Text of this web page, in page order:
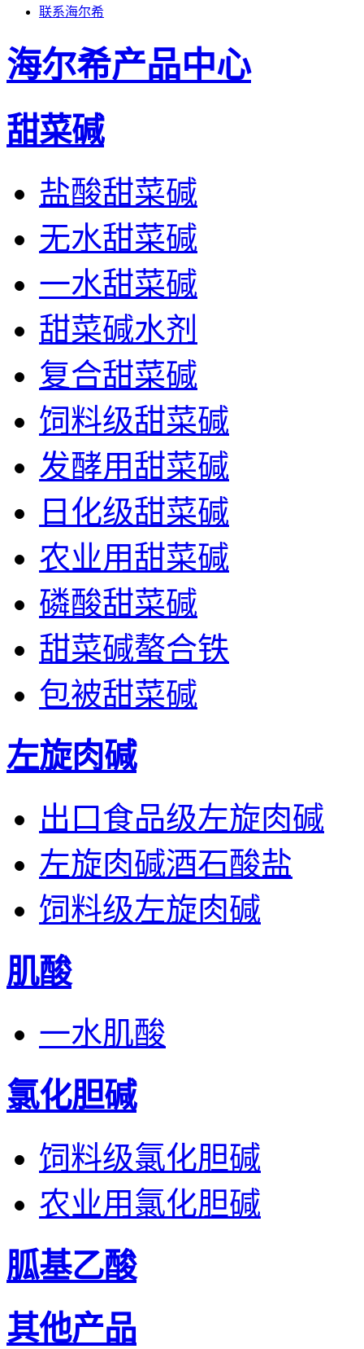
联系海尔希
海尔希产品中心
甜菜碱
盐酸甜菜碱
无水甜菜碱
一水甜菜碱
甜菜碱水剂
复合甜菜碱
饲料级甜菜碱
发酵用甜菜碱
日化级甜菜碱
农业用甜菜碱
磷酸甜菜碱
甜菜碱螯合铁
包被甜菜碱
左旋肉碱
出口食品级左旋肉碱
左旋肉碱酒石酸盐
饲料级左旋肉碱
肌酸
一水肌酸
氯化胆碱
饲料级氯化胆碱
农业用氯化胆碱
胍基乙酸
其他产品